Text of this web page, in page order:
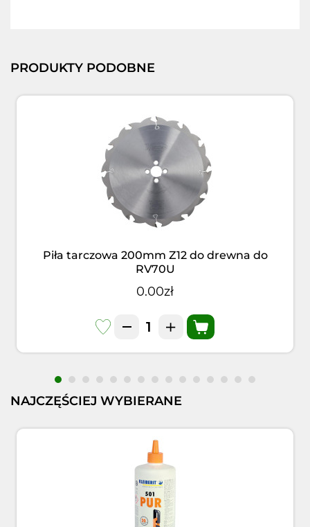
PRODUKTY PODOBNE
Piła tarczowa 200mm Z12 do drewna do
RV70U
0.00zł
NAJCZĘŚCIEJ WYBIERANE